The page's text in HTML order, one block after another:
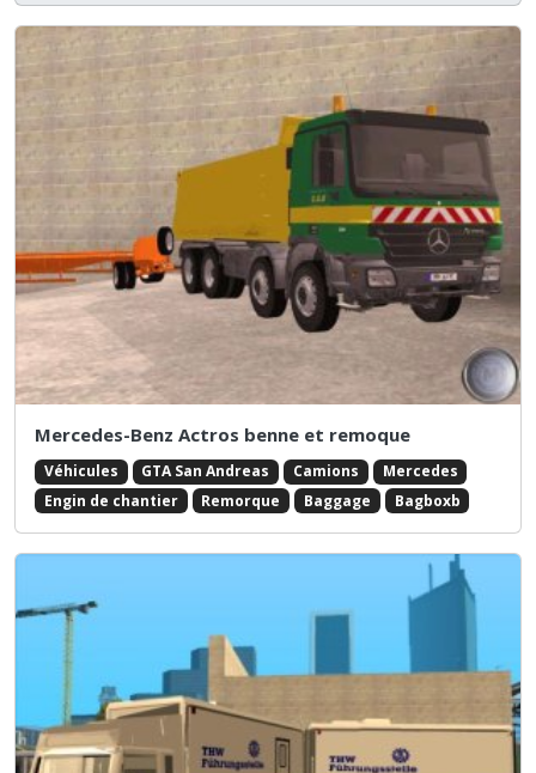
Mercedes-Benz Actros benne et remoque
Véhicules GTA San Andreas Camions
Mercedes
Engin de chantier
Remorque Baggage Bagboxb